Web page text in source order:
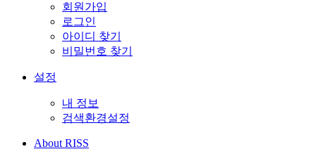
회원가입
로그인
아이디 찾기
비밀번호 찾기
설정
내 정보
검색환경설정
About RISS